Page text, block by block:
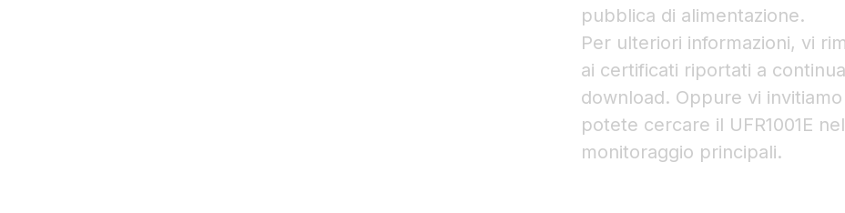
pubblica di alimentazione.
Per ulteriori informazioni, vi
ai certificati riportati a
download. Oppure vi
potete cercare il UFR1001E
monitoraggio principali.